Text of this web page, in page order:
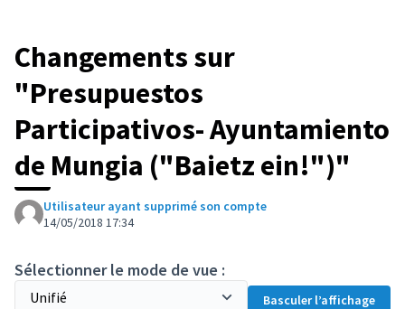
Changements sur
"Presupuestos
Participativos- Ayuntamiento
de Mungia ("Baietz ein!")"
Utilisateur ayant supprimé son compte
14/05/2018 17:34
Sélectionner le mode de vue :
Basculer l’affichage